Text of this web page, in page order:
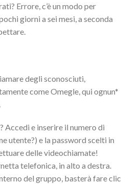
Errore, c’è un modo per
giorni a sei mesi, a seconda
degli sconosciuti,
come Omegle, qui ognun*
Accedi e inserire il numero di
utente?) e la password scelti in
delle videochiamate!
telefonica, in alto a destra.
del gruppo, basterà fare clic